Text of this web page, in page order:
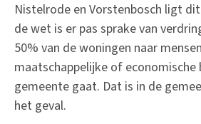
Nistelrode en Vorstenbosch ligt
de wet is er pas sprake van
50% van de woningen naar
maatschappelijke of
gemeente gaat. Dat is in de
het geval.